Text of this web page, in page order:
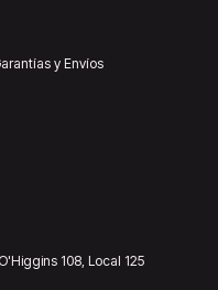
y Envíos
108, Local 125